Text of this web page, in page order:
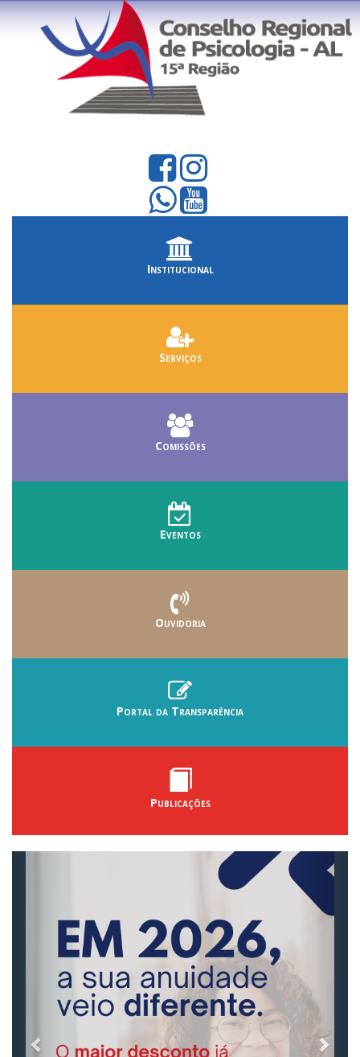
Institucional
Serviços
Comissões
Eventos
Ouvidoria
Portal da Transparência
Publicações